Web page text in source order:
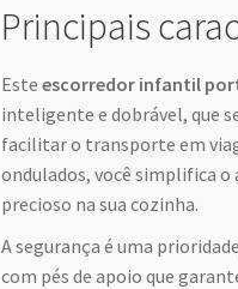
Principais
Esteescorredor infantil
inteligente e dobrável, que
facilitar o transporte em
ondulados, você simplifica
precioso na sua cozinha.
A segurança é uma
com pés de apoio que